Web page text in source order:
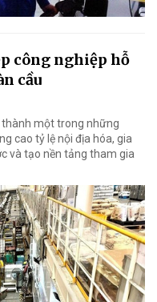
công nghiệp hỗ
cầu
thành một trong những
cao tỷ lệ nội địa hóa, gia
và tạo nền tảng tham gia